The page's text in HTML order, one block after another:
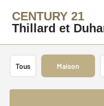
CENTURY 21
Thillard et
Tous Maison